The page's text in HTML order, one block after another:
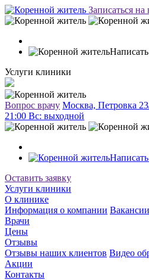
Записаться
Услуги клиники
Вопрос врачу Москва, Петровка
21:00 Вc: выходной
Оставить заявку
Услуги клиники
О клинике
Информация о компании Вакансии
Врачи
Цены
Отзывы
Отзывы наших клиентов Видео
Акции
Контакты